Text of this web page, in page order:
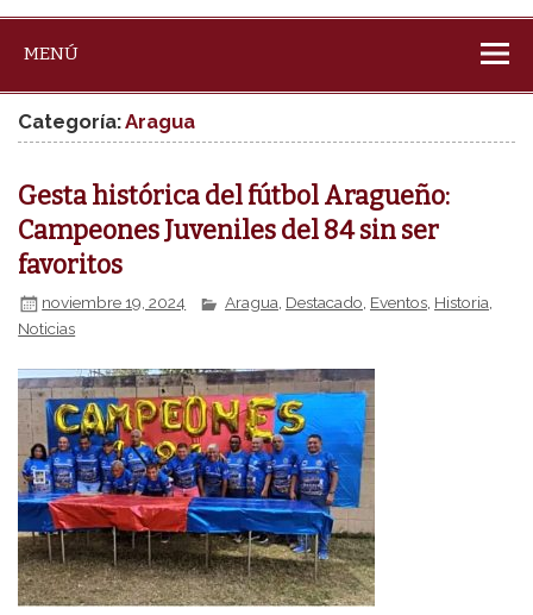
MENÚ
Categoría:Aragua
Gesta histórica del fútbol Aragueño:
Campeones Juveniles del 84 sin ser
favoritos
noviembre 19, 2024 Aragua, Destacado, Eventos, Historia,
Noticias